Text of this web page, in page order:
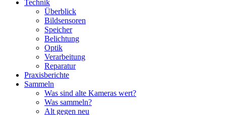
Technik
Überblick
Bildsensoren
Speicher
Belichtung
Optik
Verarbeitung
Reparatur
Praxisberichte
Sammeln
Was sind alte Kameras wert?
Was sammeln?
Alt gegen neu